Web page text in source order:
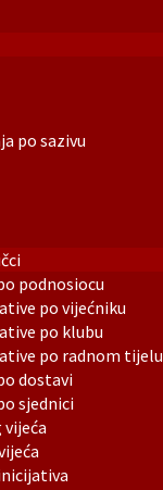
po sazivu
podnosiocu
po vijećniku
po klubu
po radnom tijelu
dostavi
sjednici